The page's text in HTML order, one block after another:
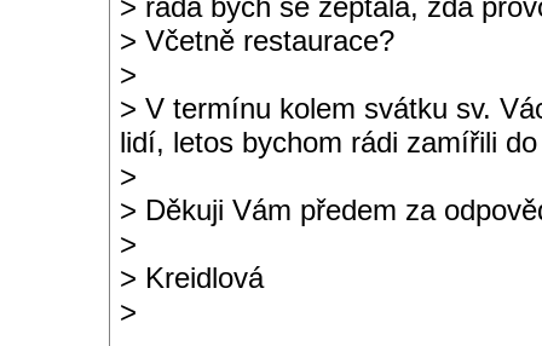
> ráda bych se zeptala, zda
> Včetně restaurace?
>
> V termínu kolem svátku sv.
lidí, letos bychom rádi zamířili
>
> Děkuji Vám předem za
>
> Kreidlová
>